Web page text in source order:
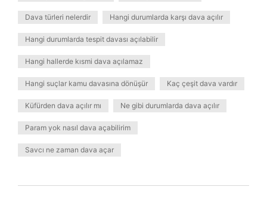
Dava türleri nelerdir Hangi durumlarda karşı dava açılır
Hangi durumlarda tespit davası açılabilir
Hangi hallerde kısmi dava açılamaz
Hangi suçlar kamu davasına dönüşür Kaç çeşit dava vardır
Küfürden dava açılır mı Ne gibi durumlarda dava açılır
Param yok nasıl dava açabilirim
Savcı ne zaman dava açar